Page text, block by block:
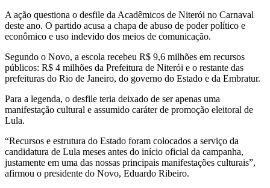
A ação questiona o desfile da Acadêmicos de Niterói no Carnaval
deste ano. O partido acusa a chapa de abuso de poder político e
econômico e uso indevido dos meios de comunicação.
Segundo o Novo, a escola recebeu R$ 9,6 milhões em recursos
públicos: R$ 4 milhões da Prefeitura de Niterói e o restante das
prefeituras do Rio de Janeiro, do governo do Estado e da Embratur.
Para a legenda, o desfile teria deixado de ser apenas uma
manifestação cultural e assumido caráter de promoção eleitoral de
Lula.
“Recursos e estrutura do Estado foram colocados a serviço da
candidatura de Lula meses antes do início oficial da campanha,
justamente em uma das nossas principais manifestações culturais”,
afirmou o presidente do Novo, Eduardo Ribeiro.